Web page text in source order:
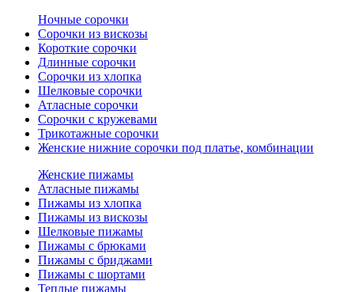
Ночные сорочки
Сорочки из вискозы
Короткие сорочки
Длинные сорочки
Сорочки из хлопка
Шелковые сорочки
Атласные сорочки
Сорочки с кружевами
Трикотажные сорочки
Женские нижние сорочки под платье, комбинации
Женские пижамы
Атласные пижамы
Пижамы из хлопка
Пижамы из вискозы
Шелковые пижамы
Пижамы с брюками
Пижамы с бриджами
Пижамы с шортами
Теплые пижамы